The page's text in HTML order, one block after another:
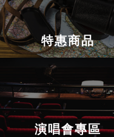
特惠商品
演唱會專區